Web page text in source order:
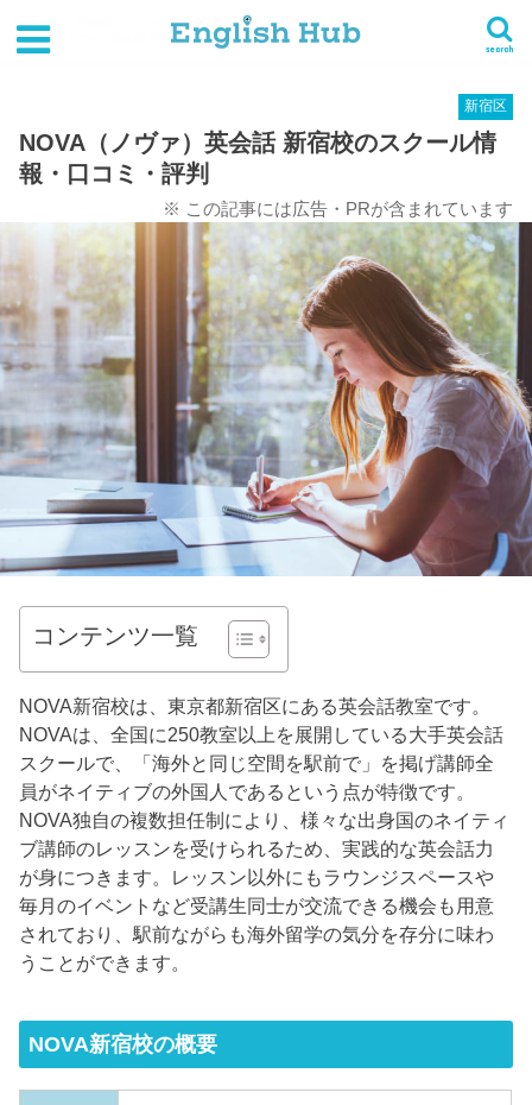
search
英会話スクール一覧 東京都
新宿区
NOVA（ノヴァ）英会話 新宿校のスクール情報・口コミ・評判
新宿区
NOVA（ノヴァ）英会話 新宿校のスクール情
報・口コミ・評判
※ この記事には広告・PRが含まれています
コンテンツ一覧
NOVA新宿校は、東京都新宿区にある英会話教室です。
NOVAは、全国に250教室以上を展開している大手英会話
スクールで、「海外と同じ空間を駅前で」を掲げ講師全
員がネイティブの外国人であるという点が特徴です。
NOVA独自の複数担任制により、様々な出身国のネイティ
ブ講師のレッスンを受けられるため、実践的な英会話力
が身につきます。レッスン以外にもラウンジスペースや
毎月のイベントなど受講生同士が交流できる機会も用意
されており、駅前ながらも海外留学の気分を存分に味わ
うことができます。
NOVA新宿校の概要